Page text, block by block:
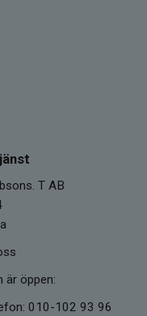
T AB
är öppen:
010-102 93 96